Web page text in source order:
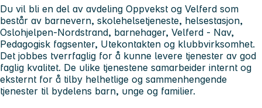
Du vil bli en del av avdeling Oppvekst og Velferd som
består av barnevern, skolehelsetjeneste, helsestasjon,
Oslohjelpen-Nordstrand, barnehager, Velferd - Nav,
Pedagogisk fagsenter, Utekontakten og klubbvirksomhet.
Det jobbes tverrfaglig for å kunne levere tjenester av god
faglig kvalitet. De ulike tjenestene samarbeider internt og
eksternt for å tilby helhetlige og sammenhengende
tjenester til bydelens barn, unge og familier.